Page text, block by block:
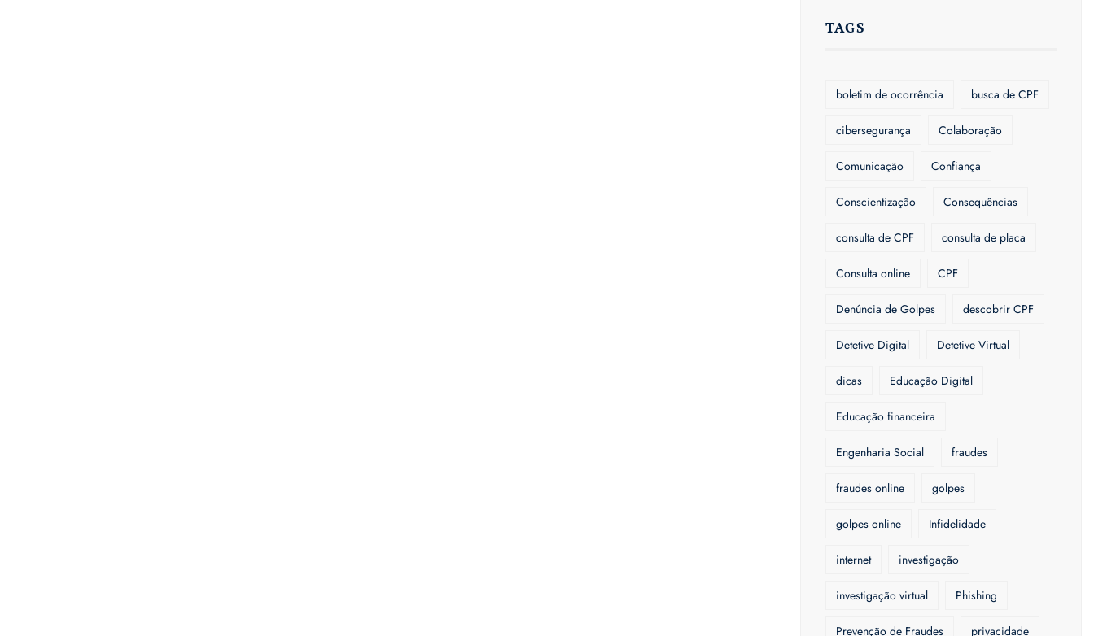
TAGS
boletim de ocorrência busca de CPF
cibersegurança Colaboração
Comunicação Confiança
Conscientização Consequências
consulta de CPF consulta de placa
Consulta online CPF
Denúncia de Golpes descobrir CPF
Detetive Digital Detetive Virtual
dicas Educação Digital
Educação financeira
Engenharia Social fraudes
fraudes online golpes
golpes online Infidelidade
internet investigação
investigação virtual Phishing
Prevenção de Fraudes privacidade